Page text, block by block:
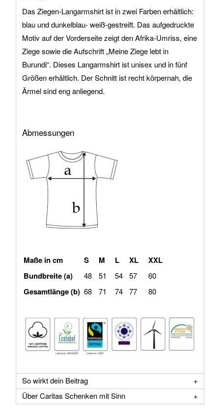
Das Ziegen-Langarmshirt ist in zwei Farben erhältlich:
blau und dunkelblau- weiß-gestreift. Das aufgedruckte
Motiv auf der Vorderseite zeigt den Afrika-Umriss, eine
Ziege sowie die Aufschrift „Meine Ziege lebt in
Burundi“. Dieses Langarmshirt ist unisex und in fünf
Größen erhältlich. Der Schnitt ist recht körpernah, die
Ärmel sind eng anliegend.
Abmessungen
Maße in cm S M L XL
XXL
Bundbreite (a)
48 51 54 57 60
Gesamtlänge (b) 68 71 74 77 80
So wirkt dein Beitrag
Über Caritas Schenken mit Sinn